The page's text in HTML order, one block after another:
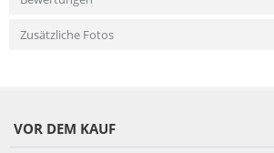
Zusätzliche Fotos
VOR DEM KAUF